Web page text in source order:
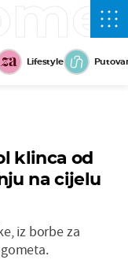
Lifestyle
klinca od
na cijelu
iz borbe za